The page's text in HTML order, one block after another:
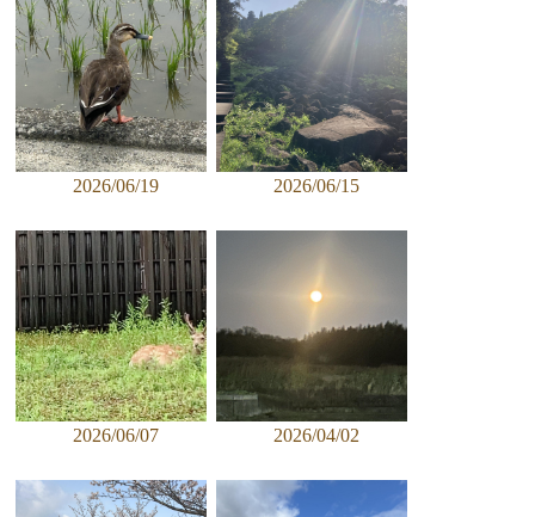
2026/06/19 2026/06/15
2026/06/07 2026/04/02